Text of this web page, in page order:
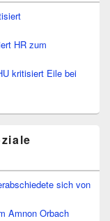
HR zum
kritisiert Eile bei
sich von
Amnon Orbach